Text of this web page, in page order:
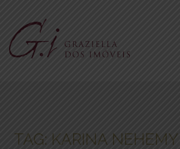
TAG: KARINA